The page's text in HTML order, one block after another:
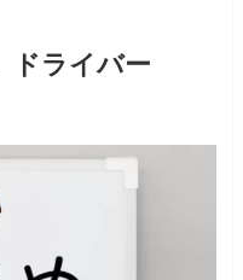
ドライバー